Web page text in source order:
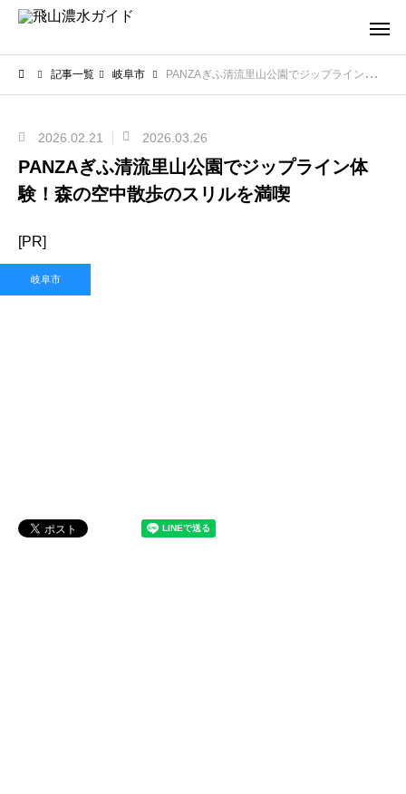
記事一覧 岐阜市 PANZAぎふ清流里山公園でジップライン体験！森の空中散歩のスリルを満喫
2026.02.21 2026.03.26
PANZAぎふ清流里山公園でジップライン体
験！森の空中散歩のスリルを満喫
[PR]
岐阜市